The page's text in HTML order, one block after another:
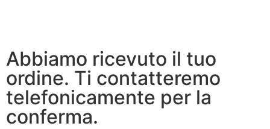
Abbiamo ricevuto il tuo
ordine. Ti contatteremo
telefonicamente per la
conferma.